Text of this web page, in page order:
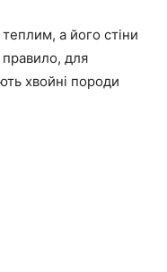
а його стіни
правило, для
хвойні породи